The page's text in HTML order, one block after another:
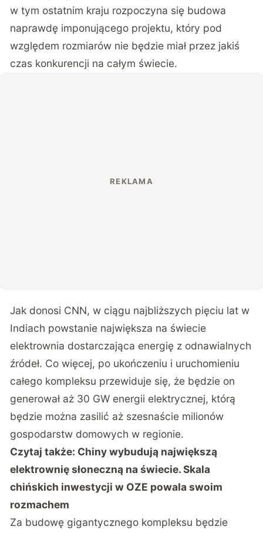
w tym ostatnim kraju rozpoczyna się budowa
naprawdę imponującego projektu, który pod
względem rozmiarów nie będzie miał przez jakiś
czas konkurencji na całym świecie.
Jak donosi CNN, w ciągu najbliższych pięciu lat w
Indiach powstanie największa na świecie
elektrownia dostarczająca energię z odnawialnych
źródeł. Co więcej, po ukończeniu i uruchomieniu
całego kompleksu przewiduje się, że będzie on
generował aż 30 GW energii elektrycznej, którą
będzie można zasilić aż szesnaście milionów
gospodarstw domowych w regionie.
Czytaj także: Chiny wybudują największą
elektrownię słoneczną na świecie. Skala
chińskich inwestycji w OZE powala swoim
rozmachem
Za budowę gigantycznego kompleksu będzie